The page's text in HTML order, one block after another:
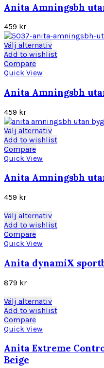
varianter.
De
alternativen
kan
väljas
på
Anita Amningsbh
459 kr
Välj alternativDen
här
varianter.
alternativen
kan
väljas
på
Add to wishlist
Compare
Quick View
Anita Amningsbh
459 kr
Välj alternativDen
här
varianter.
kan
väljas
på
Add to wishlist
Compare
Quick View
Anita Amningsbh
459 kr
Välj alternativDen
här
varianter.
De
kan
väljas
på
Add to wishlist
Compare
Quick View
Anita dynamiX
879 kr
Välj alternativDen
här
varianter.
Add to wishlist
Compare
Quick View
Anita Extreme
Beige